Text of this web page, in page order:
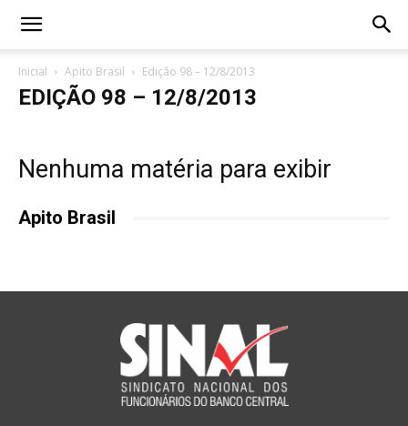
Inicial Apito Brasil Edição 98 – 12/8/2013
EDIÇÃO 98 – 12/8/2013
Nenhuma matéria para exibir
Apito Brasil